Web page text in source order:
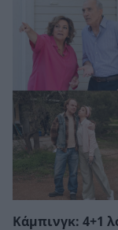
Κάμπινγκ: 4+1